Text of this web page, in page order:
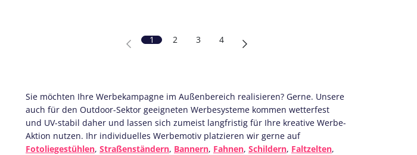
1 2 3 4
Sie möchten Ihre Werbekampagne im Außenbereich realisieren? Gerne. Unsere
auch für den Outdoor-Sektor geeigneten Werbesysteme kommen wetterfest
und UV-stabil daher und lassen sich zumeist langfristig für Ihre kreative Werbe-
Aktion nutzen. Ihr individuelles Werbemotiv platzieren wir gerne auf
Fotoliegestühlen, Straßenständern, Bannern, Fahnen, Schildern, Faltzelten,